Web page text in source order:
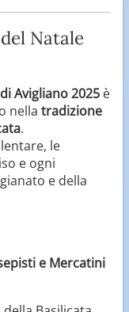
Natale
Avigliano 2025 è
nella tradizione
.
le
e ogni
e della
e Mercatini